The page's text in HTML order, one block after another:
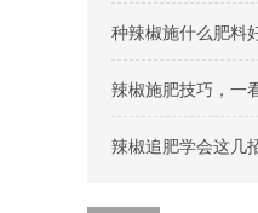
种辣椒施什么肥料
辣椒施肥技巧，一
辣椒追肥学会这几